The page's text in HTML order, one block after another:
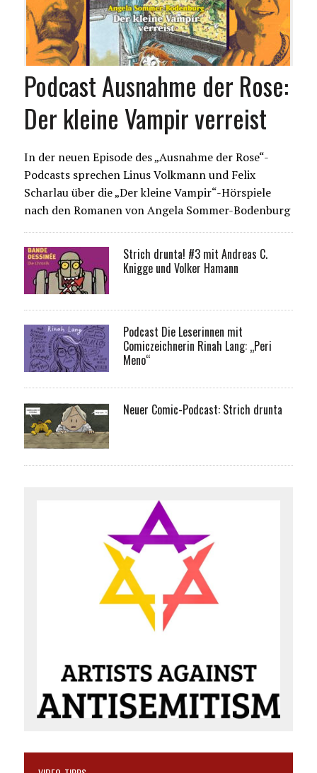
Podcast Ausnahme der Rose:
Der kleine Vampir verreist
In der neuen Episode des „Ausnahme der Rose“-
Podcasts sprechen Linus Volkmann und Felix
Scharlau über die „Der kleine Vampir“-Hörspiele
nach den Romanen von Angela Sommer-Bodenburg
Strich drunta! #3 mit Andreas C.
Knigge und Volker Hamann
Podcast Die Leserinnen mit
Comiczeichnerin Rinah Lang: „Peri
Meno“
Neuer Comic-Podcast: Strich drunta